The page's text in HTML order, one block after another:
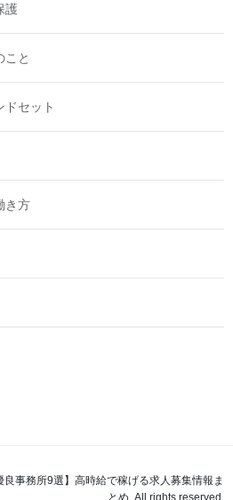
護
こと
ドセット
き方
事務所9選】高時給で稼げる求人募集情報ま
とめ. All rights reserved.